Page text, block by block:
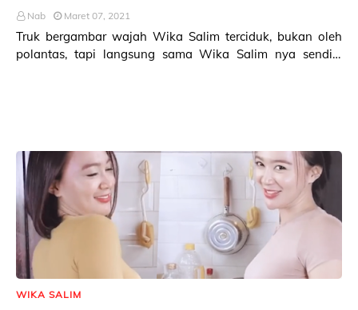
Nab Maret 07, 2021
Truk bergambar wajah Wika Salim terciduk, bukan oleh
polantas, tapi langsung sama Wika Salim nya sendiri.
WIKA SALIM